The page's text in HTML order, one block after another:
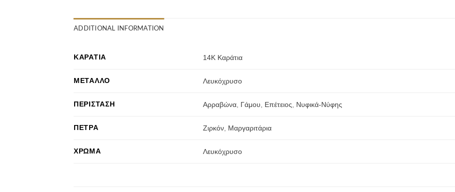
ADDITIONAL INFORMATION
ΚΑΡΆΤΙΑ 14Κ Καράτια
ΜΈΤΑΛΛΟ Λευκόχρυσο
ΠΕΡΊΣΤΑΣΗ Αρραβώνα, Γάμου, Επέτειος, Νυφικά-Νύφης
ΠΈΤΡΑ Ζιρκόν, Μαργαριτάρια
ΧΡΏΜΑ Λευκόχρυσο